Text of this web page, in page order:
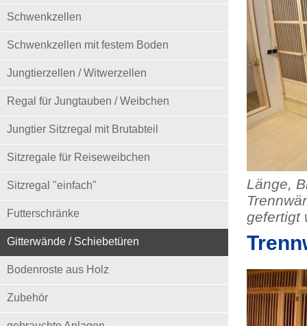
Länge,
gefertigt
Schwenkzellen
Schwenkzellen mit festem Boden
Jungtierzellen / Witwerzellen
Regal für Jungtauben / Weibchen
Jungtier Sitzregal mit Brutabteil
Sitzregale für Reiseweibchen
Sitzregal "einfach"
Futterschränke
Gitterwände / Schiebetüren
Bodenroste aus Holz
Zubehör